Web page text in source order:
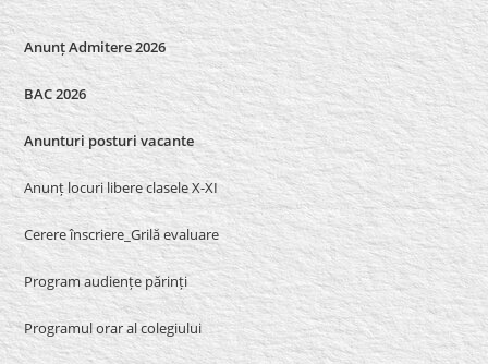
Anunț Admitere 2026
BAC 2026
Anunturi posturi vacante
Anunț locuri libere clasele X-XI
Cerere înscriere_Grilă evaluare
Program audiențe părinți
Programul orar al colegiului